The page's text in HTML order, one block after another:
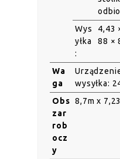
Wys
yłka
:
4,43
88 ×
Wa
ga
wysyłka:
Obs
zar
rob
ocz
y
8,7m x